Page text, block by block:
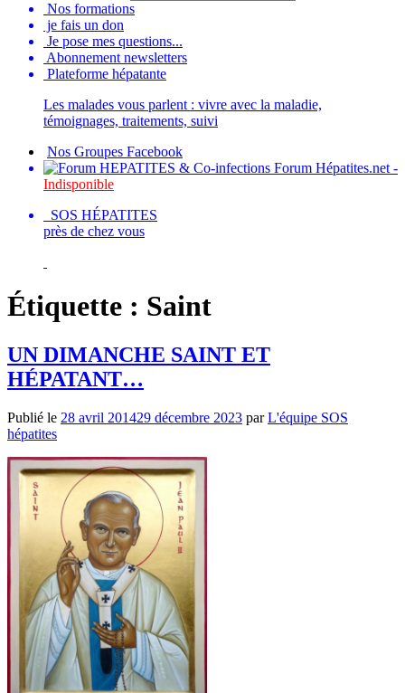
Nos formations
je fais un don
Je pose mes questions...
Abonnement newsletters
Plateforme hépatante
Les malades vous parlent : vivre avec la maladie,
témoignages, traitements, suivi
Nos Groupes Facebook
Forum Hépatites.net -
Indisponible
SOS HÉPATITES
près de chez vous
Étiquette : Saint
UN DIMANCHE SAINT ET
HÉPATANT…
Publié le 28 avril 201429 décembre 2023 parL'équipe SOS
hépatites